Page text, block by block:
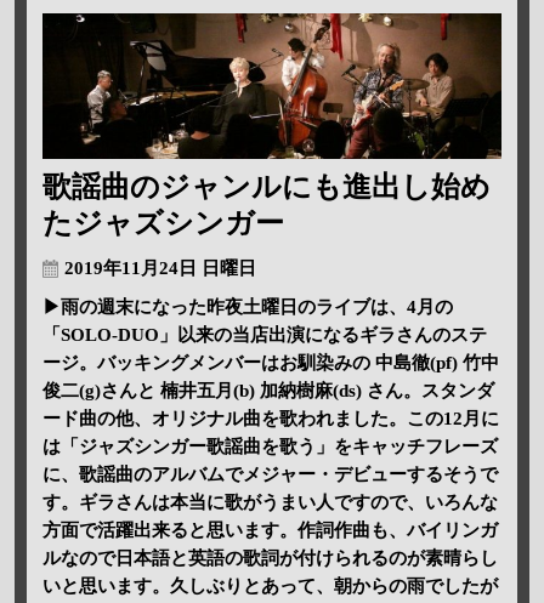
歌謡曲のジャンルにも進出し始め
たジャズシンガー
2019年11月24日 日曜日
▶雨の週末になった昨夜土曜日のライブは、4月の
「SOLO-DUO」以来の当店出演になるギラさんのステ
ージ。バッキングメンバーはお馴染みの 中島徹(pf) 竹中
俊二(g)さんと 楠井五月(b) 加納樹麻(ds) さん。スタンダ
ード曲の他、オリジナル曲を歌われました。この12月に
は「ジャズシンガー歌謡曲を歌う」をキャッチフレーズ
に、歌謡曲のアルバムでメジャー・デビューするそうで
す。ギラさんは本当に歌がうまい人ですので、いろんな
方面で活躍出来ると思います。作詞作曲も、バイリンガ
ルなので日本語と英語の歌詞が付けられるのが素晴らし
いと思います。久しぶりとあって、朝からの雨でしたが